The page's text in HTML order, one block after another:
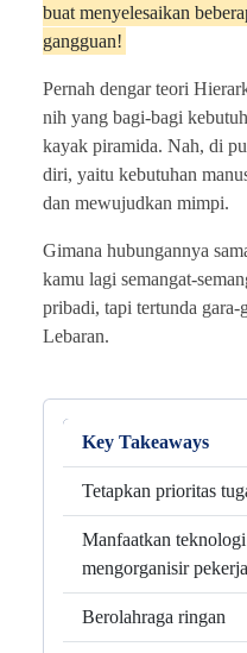
buat menyelesaikan
gangguan!
Pernah dengar teori
nih yang bagi-bagi
kayak piramida. Nah, di
diri, yaitu kebutuhan
dan mewujudkan mimpi.
Gimana hubungannya
kamu lagi semangat-
pribadi, tapi tertunda gara-
Lebaran.
Key Takeaways
Tetapkan prioritas
Manfaatkan
mengorganisir
Berolahraga ringan